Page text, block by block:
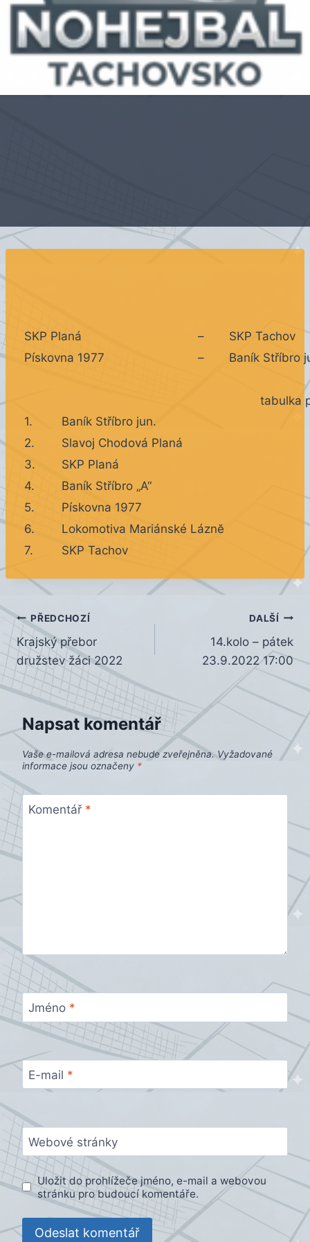
SKP Planá –
SKP Tachov
Pískovna 1977
– Baník Stříbro
tabulka
1.
Baník Stříbro jun.
2.
Slavoj Chodová Planá
3.
SKP Planá
4.
Baník Stříbro „A“
5.
Pískovna 1977
6.
Lokomotiva Mariánské Láznĕ
7.
SKP Tachov
Navigace
pro
příspěvek
PŘEDCHOZÍ
Krajský přebor
družstev žáci 2022
DALŠÍ
14.kolo – pátek
23.9.2022 17:00
Napsat komentář
Vaše e-mailová adresa nebude zveřejněna. Vyžadované
informace jsou označeny *
Komentář *
Jméno *
E-mail *
Webové stránky
Uložit do prohlížeče jméno, e-mail a webovou
stránku pro budoucí komentáře.